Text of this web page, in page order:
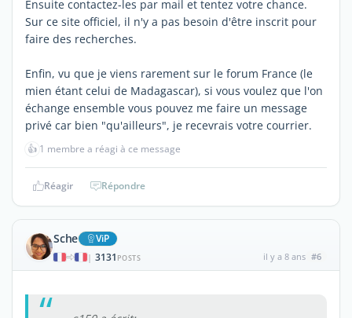
Ensuite contactez-les par mail et tentez votre chance.
Sur ce site officiel, il n'y a pas besoin d'être inscrit pour
faire des recherches.
Enfin, vu que je viens rarement sur le forum France (le
mien étant celui de Madagascar), si vous voulez que l'on
échange ensemble vous pouvez me faire un message
privé car bien "qu'ailleurs", je recevrais votre courrier.
👍 1 membre a réagi à ce message
Réagir Répondre
Sche ViP
| 3131 POSTS il y a 8 ans #6